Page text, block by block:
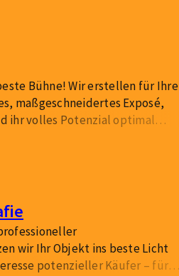
Bühne! Wir erstellen für Ihre
maßgeschneidertes Exposé,
ihr volles Potenzial optimal
Fotos, detaillierten
Design.
wir Ihr Objekt ins beste Licht
potenzieller Käufer – für